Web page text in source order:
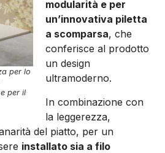
per lo
per il
modularità e per
un’innovativa piletta
a scomparsa, che
conferisce al prodotto
un design
ultramoderno.
In combinazione con
la leggerezza,
del piatto, per un
installato sia a filo